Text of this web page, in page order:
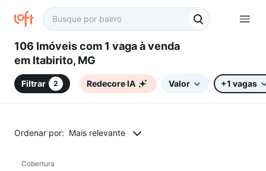
106 Imóveis com 1 vaga à venda
em Itabirito, MG
Filtrar 2 Redecore IA Valor +1 vagas
Ordenar por: Mais relevante
Cobertura